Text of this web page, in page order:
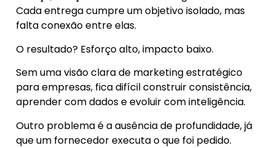
Cada entrega cumpre um objetivo isolado, mas
falta conexão entre elas.
O resultado? Esforço alto, impacto baixo.
Sem uma visão clara de marketing estratégico
para empresas, fica difícil construir consistência,
aprender com dados e evoluir com inteligência.
Outro problema é a ausência de profundidade, já
que um fornecedor executa o que foi pedido.